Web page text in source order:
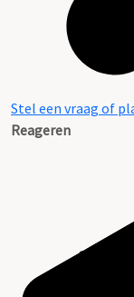
Stel een vraag of
Reageren